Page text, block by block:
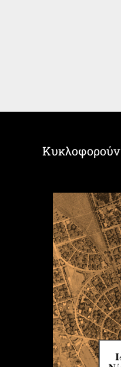
Κυκλοφορούν